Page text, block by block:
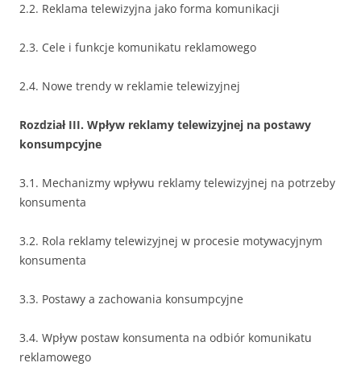
2.2. Reklama telewizyjna jako forma komunikacji
2.3. Cele i funkcje komunikatu reklamowego
2.4. Nowe trendy w reklamie telewizyjnej
Rozdział III. Wpływ reklamy telewizyjnej na postawy
konsumpcyjne
3.1. Mechanizmy wpływu reklamy telewizyjnej na potrzeby
konsumenta
3.2. Rola reklamy telewizyjnej w procesie motywacyjnym
konsumenta
3.3. Postawy a zachowania konsumpcyjne
3.4. Wpływ postaw konsumenta na odbiór komunikatu
reklamowego